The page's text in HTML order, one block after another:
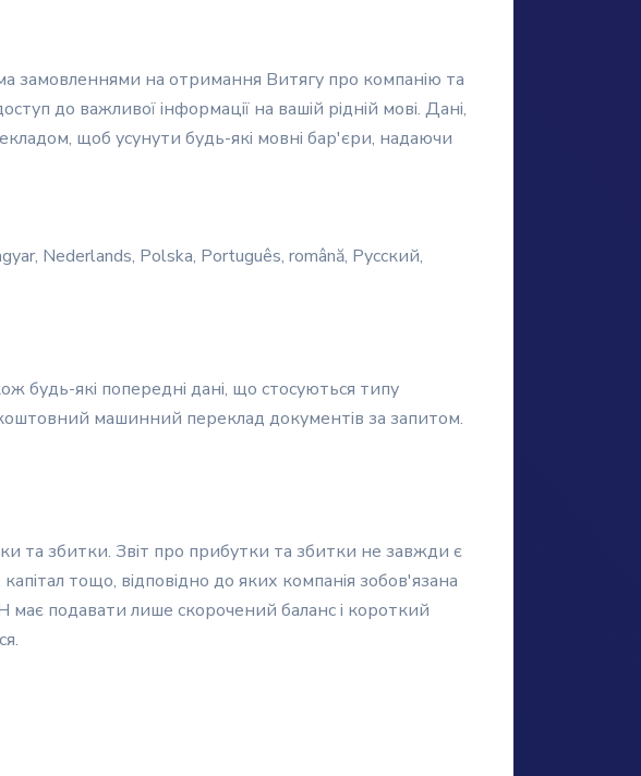
замовленнями на отримання Витягу про компанію та
до важливої інформації на вашій рідній мові. Дані,
щоб усунути будь-які мовні бар'єри, надаючи
Nederlands, Polska, Português, română, Русский,
будь-які попередні дані, що стосуються типу
машинний переклад документів за запитом.
та збитки. Звіт про прибутки та збитки не завжди є
тощо, відповідно до яких компанія зобов'язана
має подавати лише скорочений баланс і короткий